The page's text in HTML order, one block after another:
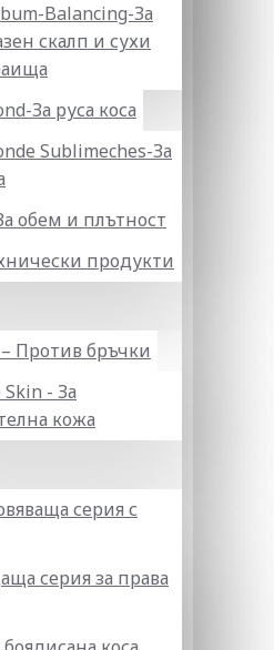
Balancing-За
скалп и сухи
За руса коса
Sublіmeches-За
обем и плътност
продукти
Против бръчки
- За
кожа
серия с
серия за права